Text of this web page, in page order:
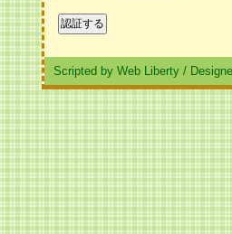
Scripted by Web Liberty /